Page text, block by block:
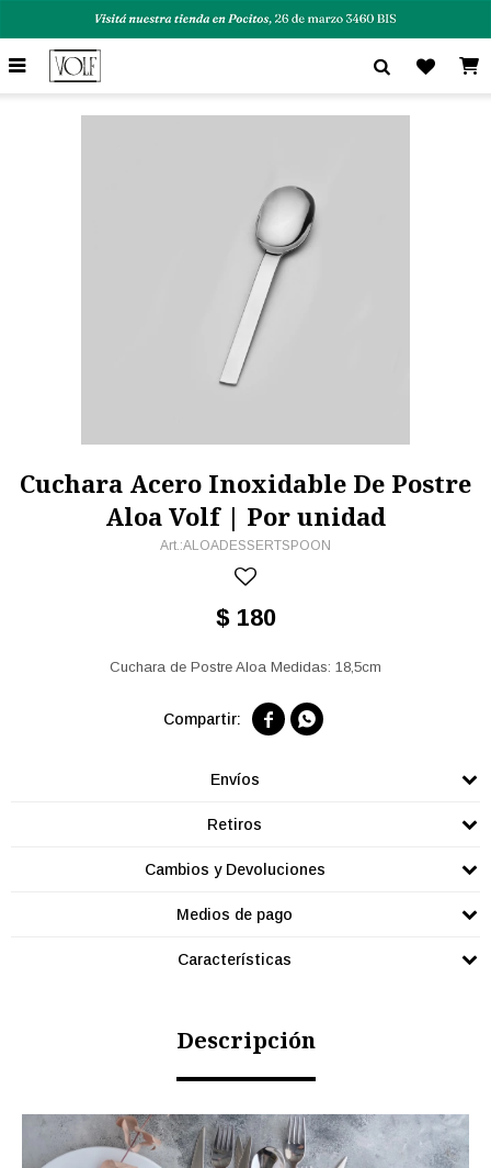

Cuchara Acero Inoxidable De Postre
Aloa Volf | Por unidad
ALOADESSERTSPOON
$ 180
Cuchara de Postre Aloa Medidas: 18,5cm
 
Envíos
Retiros
Cambios y Devoluciones
Medios de pago
Características
Descripción